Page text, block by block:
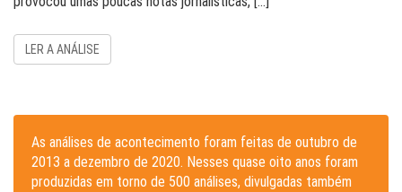
LER A ANÁLISE
As análises de acontecimento foram feitas de outubro de
2013 a dezembro de 2020. Nesses quase oito anos foram
produzidas em torno de 500 análises, divulgadas também